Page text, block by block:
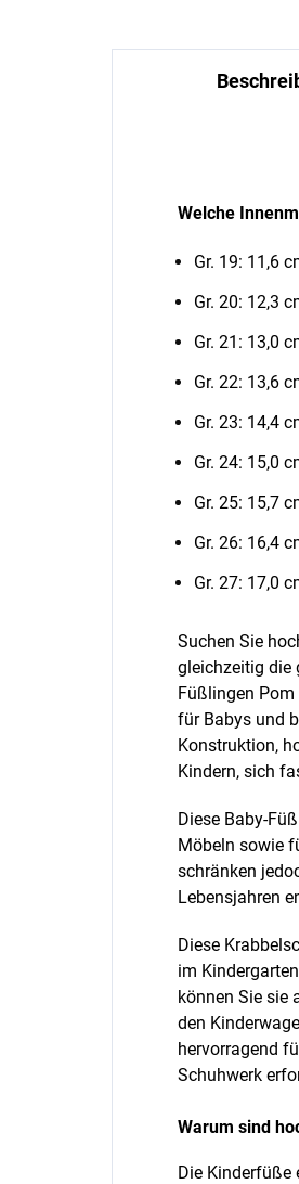
Welche
Gr. 19: 11,6
Gr. 20: 12,3
Gr. 21: 13,0
Gr. 22: 13,6
Gr. 23: 14,4
Gr. 24: 15,0
Gr. 25: 15,7
Gr. 26: 16,4
Gr. 27: 17,0
Suchen Sie
gleichzeitig die
Füßlingen
für Babys und
Konstruktion,
Kindern, sich
Diese Baby-
Möbeln sowie
schränken
Lebensjahren
Diese
im
können Sie sie
den
hervorragend
Schuhwerk
Warum sind
Die Kinderfüße